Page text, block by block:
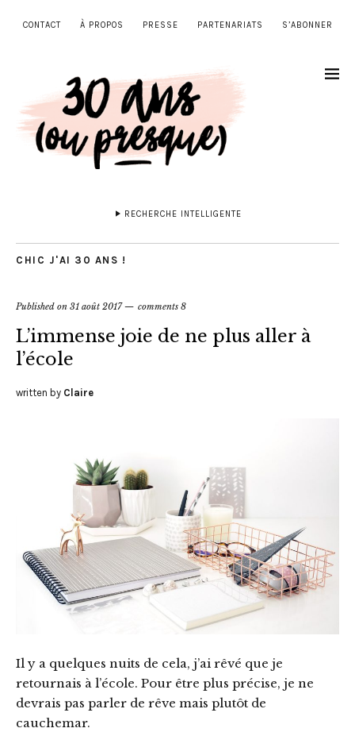
CONTACT À PROPOS PRESSE PARTENARIATS S’ABONNER
RECHERCHE INTELLIGENTE
CHIC J'AI 30 ANS !
Published on 31 août 2017 comments 8
L’immense joie de ne plus aller à
l’école
written by Claire
Il y a quelques nuits de cela, j’ai rêvé que je
retournais à l’école. Pour être plus précise, je ne
devrais pas parler de rêve mais plutôt de
cauchemar.